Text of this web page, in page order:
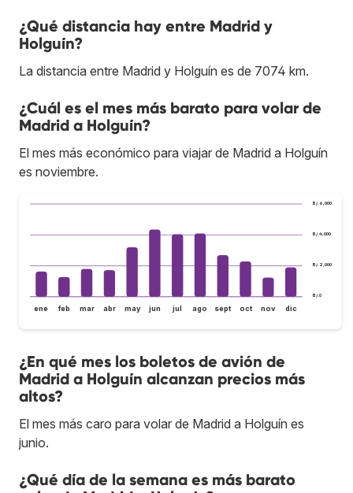
¿Qué distancia hay entre Madrid y
Holguín?
La distancia entre Madrid y Holguín es de 7074 km.
¿Cuál es el mes más barato para volar de
Madrid a Holguín?
El mes más económico para viajar de Madrid a Holguín
es noviembre.
B/.0
B/.2,000
B/.4,000
B/.6,000
ene feb mar abr may jun jul ago sept oct nov dic
¿En qué mes los boletos de avión de
Madrid a Holguín alcanzan precios más
altos?
El mes más caro para volar de Madrid a Holguín es
junio.
¿Qué día de la semana es más barato